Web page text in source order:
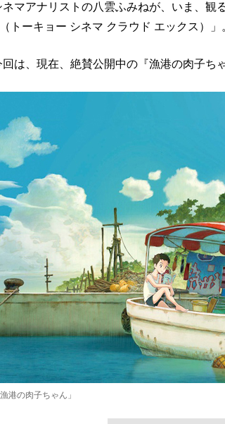
ネマアナリストの八雲ふみねが、いま、観
トーキョー シネマ クラウド エックス）」
回は、現在、絶賛公開中の『漁港の肉子ち
漁港の肉子ちゃん」